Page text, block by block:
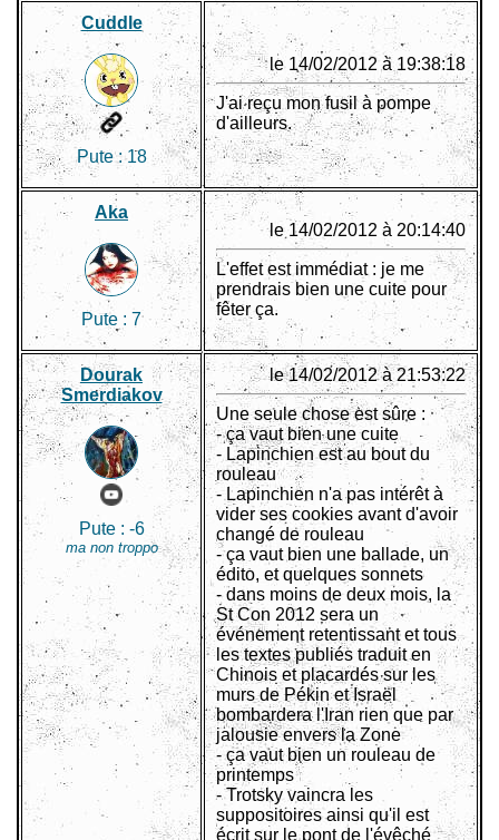
Cuddle
Pute :18
le 14/02/2012 à 19:38:18
J'ai reçu mon fusil à pompe
d'ailleurs.
Aka
Pute : 7
le 14/02/2012 à 20:14:40
L'effet est immédiat : je me
prendrais bien une cuite pour
fêter ça.
Dourak
Smerdiakov
Pute : -6
ma non troppo
le 14/02/2012 à 21:53:22
Une seule chose est sûre :
- ça vaut bien une cuite
- Lapinchien est au bout du
rouleau
- Lapinchien n'a pas intérêt à
vider ses cookies avant d'avoir
changé de rouleau
- ça vaut bien une ballade, un
édito, et quelques sonnets
- dans moins de deux mois, la
St Con 2012 sera un
événement retentissant et tous
les textes publiés traduit en
Chinois et placardés sur les
murs de Pékin et Israël
bombardera l'Iran rien que par
jalousie envers la Zone
- ça vaut bien un rouleau de
printemps
- Trotsky vaincra les
suppositoires ainsi qu'il est
écrit sur le pont de l'évêché